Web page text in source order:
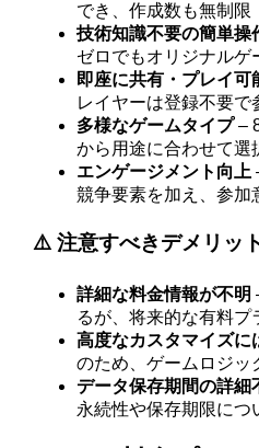
でき、作成数も無制限
技術知識不要の簡単操
ゼロでもオリジナルゲ
即座に共有・プレイ可
レイヤーは登録不要で
多様なゲームタイプ–
から用途に合わせて選
エンゲージメント向上
競争要素を加え、参加
⚠️ 注意すべきデメリッ
詳細な料金情報が不明
るが、将来的な有料プ
高度なカスタマイズに
のため、ゲームロジッ
データ保存期間の詳細
永続性や保存期限につ